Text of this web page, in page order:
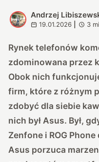
A
Andrzej
19.01.2026 3
Rynek telefonów
zdominowana przez
Obok nich
firm, które z różnym
zdobyć dla siebie
nich był Asus. Był,
Zenfone i ROG
Asus porzuca